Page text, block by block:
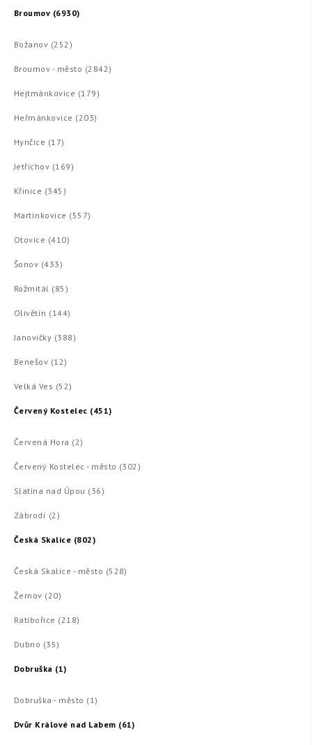
Broumov (6930)
Božanov (252)
Broumov - město (2842)
Hejtmánkovice (179)
Heřmánkovice (203)
Hynčice (17)
Jetřichov (169)
Křinice (345)
Martínkovice (557)
Otovice (410)
Šonov (433)
Rožmitál (85)
Olivětín (144)
Janovičky (388)
Benešov (12)
Velká Ves (52)
Červený Kostelec (451)
Červená Hora (2)
Červený Kostelec - město (302)
Slatina nad Úpou (36)
Zábrodí (2)
Česká Skalice (802)
Česká Skalice - město (528)
Žernov (20)
Ratibořice (218)
Dubno (35)
Dobruška (1)
Dobruška - město (1)
Dvůr Králové nad Labem (61)